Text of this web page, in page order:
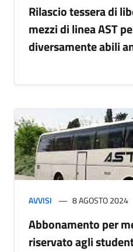
Rilascio tessera di
mezzi di linea AST
diversamente abili
AVVISI 8 AGOSTO 2024
Abbonamento per
riservato agli